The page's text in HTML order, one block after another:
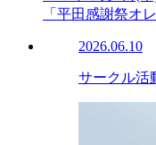
「平田感謝祭オ
2026.06.10
サークル活